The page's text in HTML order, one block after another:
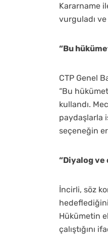
Kararname
vurguladı ve
“Bu
CTP Genel
“Bu
kullandı.
paydaşlarla
seçeneğin
“Diyalog ve
İncirli, söz
hedeflediğini
Hükümetin
çalıştığını